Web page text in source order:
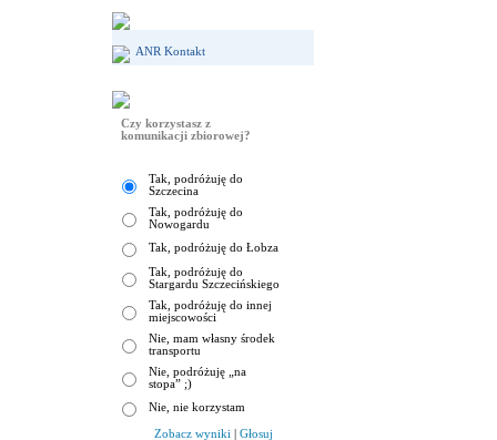
ANR Kontakt
Czy korzystasz z
komunikacji zbiorowej?
Tak, podróżuję do
Szczecina
Tak, podróżuję do
Nowogardu
Tak, podróżuję do Łobza
Tak, podróżuję do
Stargardu Szczecińskiego
Tak, podróżuję do innej
miejscowości
Nie, mam własny środek
transportu
Nie, podróżuję „na
stopa” ;)
Nie, nie korzystam
Zobacz wyniki Głosuj